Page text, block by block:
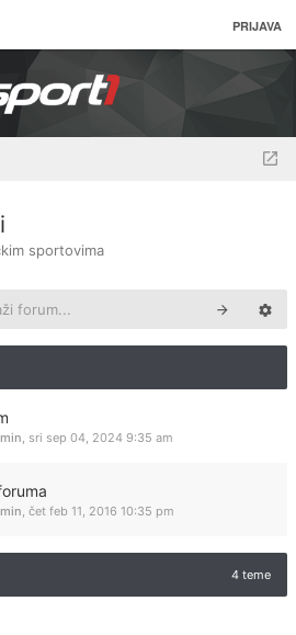
PRIJAVA
sportovima
, sri sep 04, 2024 9:35 am
, čet feb 11, 2016 10:35 pm
4 teme